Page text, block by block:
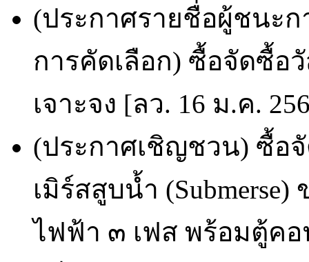
(ประกาศรายชื่อผู้ชนะก
การคัดเลือก) ซื้อจัดซื้อ
เจาะจง [ลว. 16 ม.ค.
(ประกาศเชิญชวน) ซื้อ
เมิร์สสูบน้ำ
ไฟฟ้า ๓ เฟส พร้อมตู้ค